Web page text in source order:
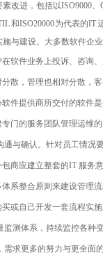
改进，包括以ISO9000
和ISO20000 为代表的
与建设。大多数软件企
件业务上投诉、咨询、
，管理也相对分散，客
提供商所交付的软件是
的服务团队管理运维的
通与确认。针对员工情况
应建立整套的IT 服务意
整合原则来建设管理流
自己开发一套流程实施
监测体系，持续监控各种
求更多的努力与更全面